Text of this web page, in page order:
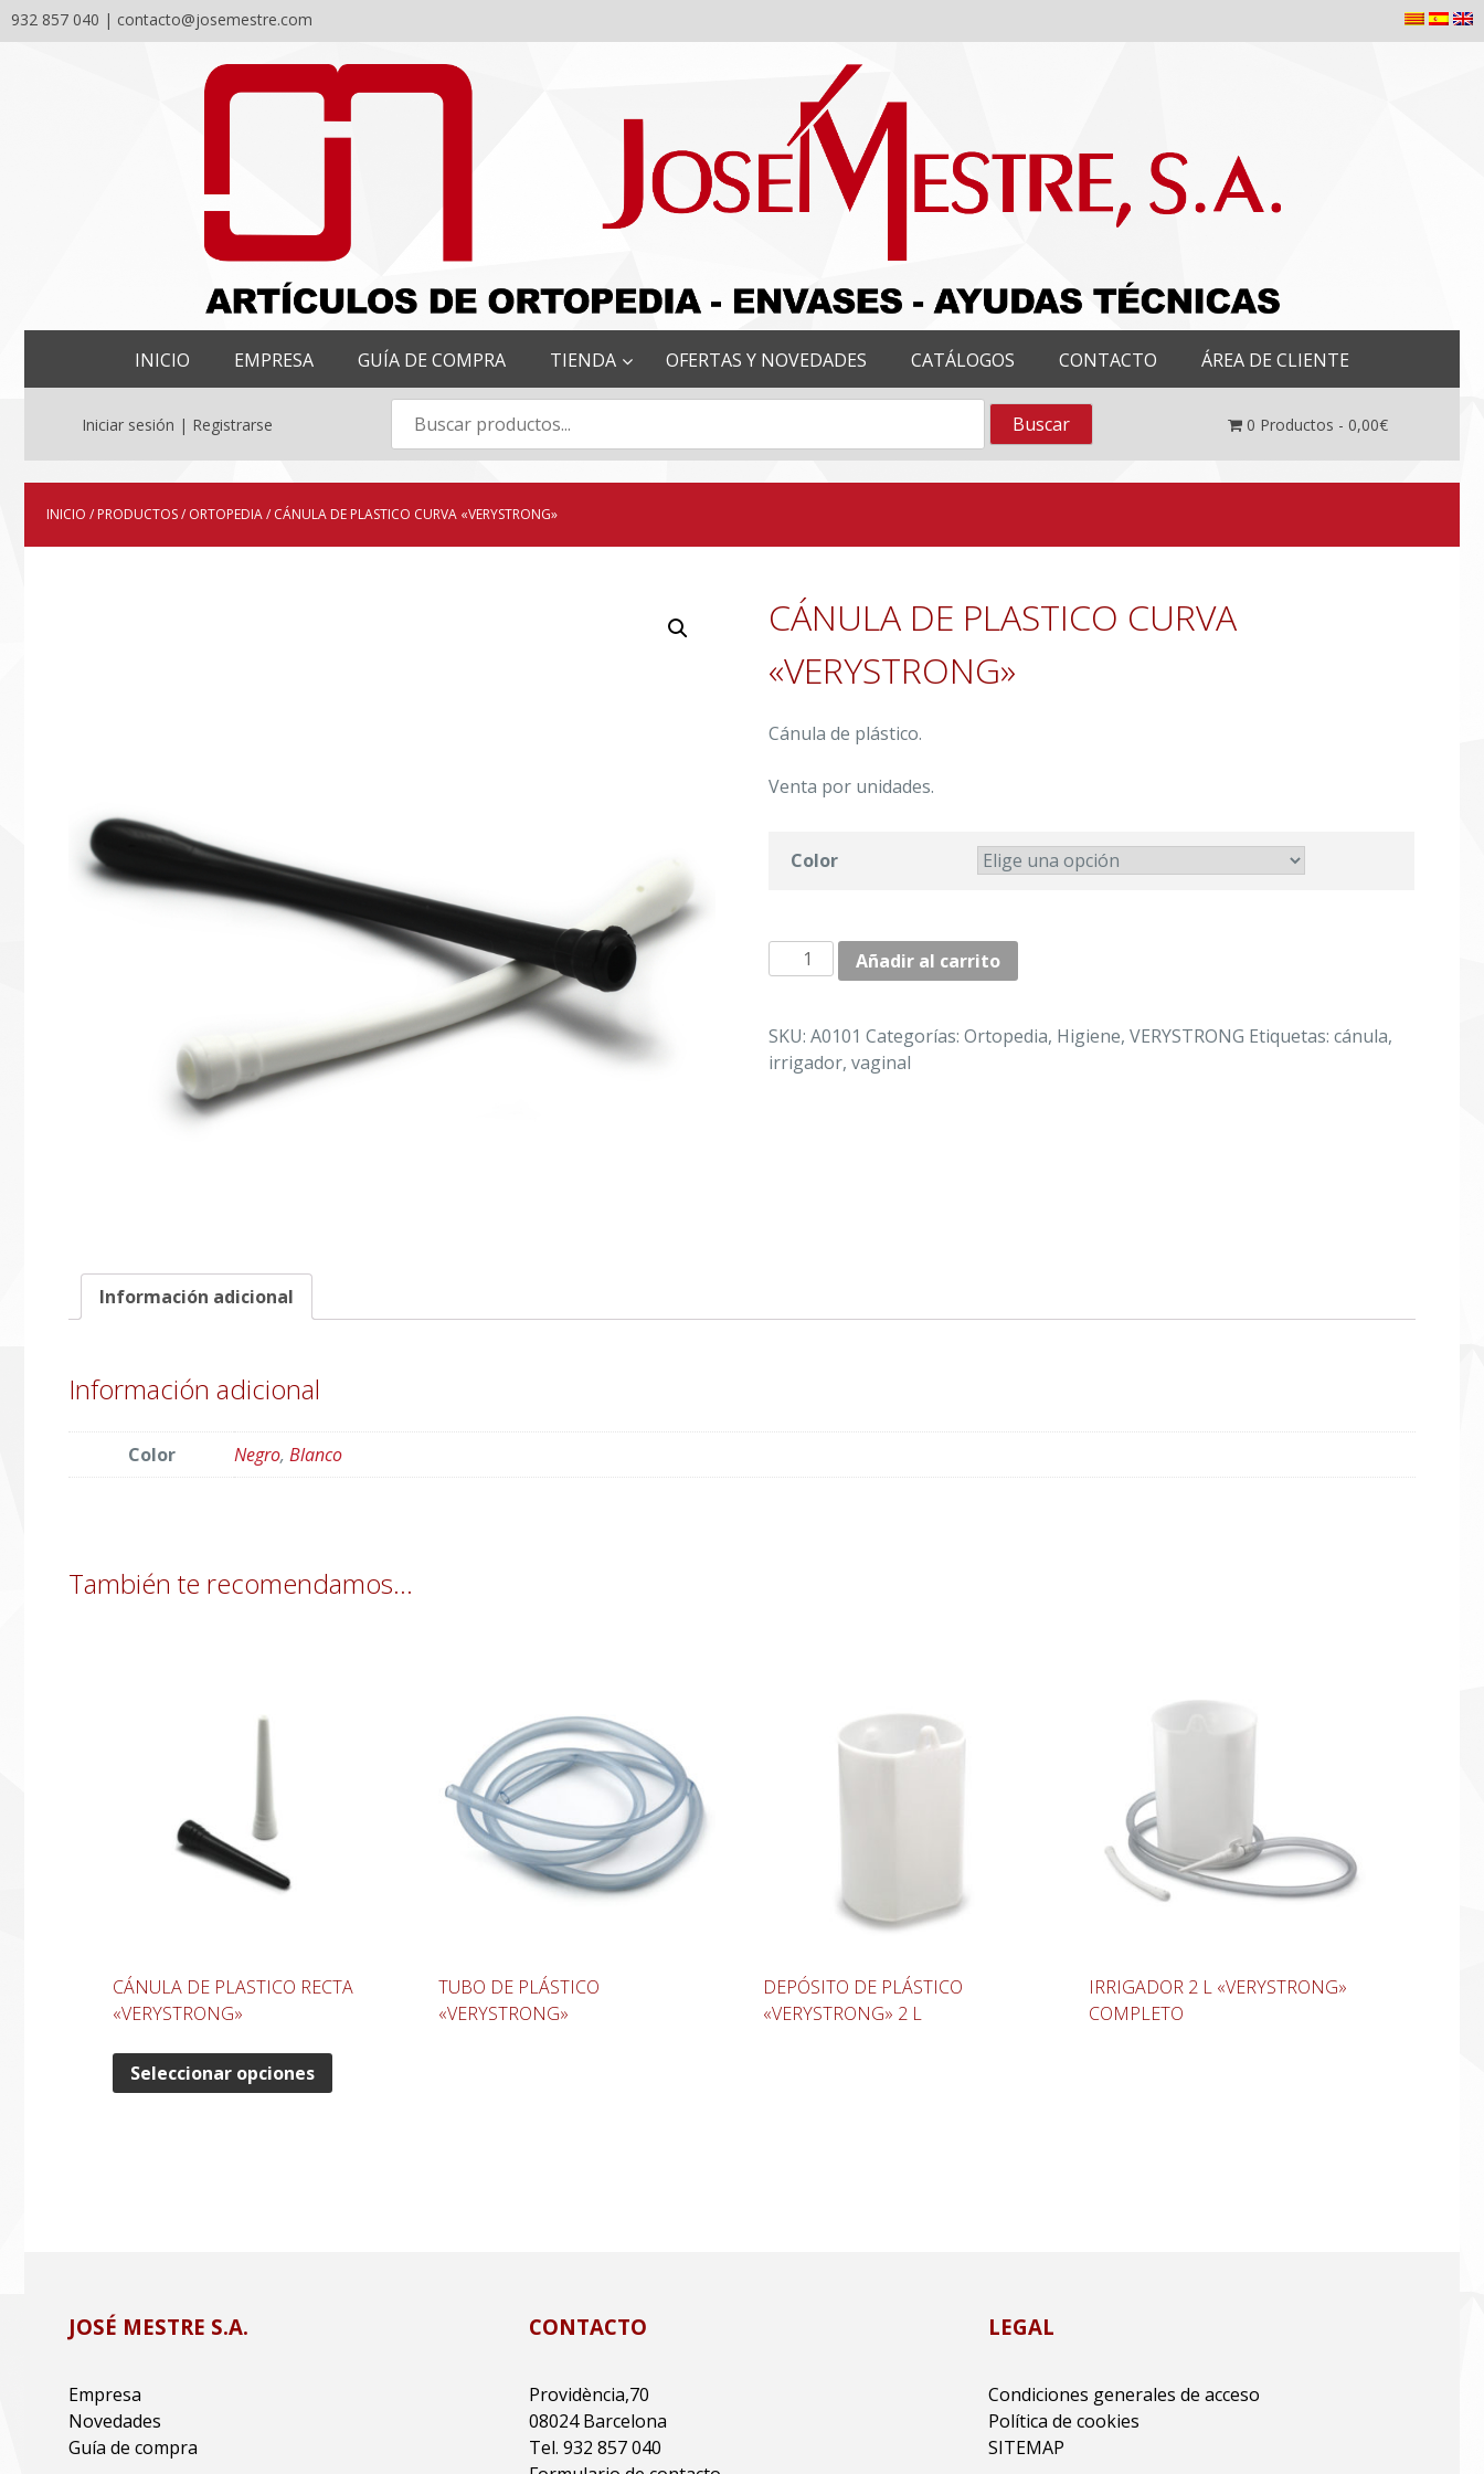
932 857 040 | contacto@josemestre.com
INICIO EMPRESA GUÍA DE COMPRA TIENDA OFERTAS Y NOVEDADES CATÁLOGOS CONTACTO ÁREA DE CLIENTE
Iniciar sesión | Registrarse 0 Productos - 0,00€
INICIO / PRODUCTOS/ ORTOPEDIA/ CÁNULA DE PLASTICO CURVA «VERYSTRONG»
CÁNULA DE PLASTICO CURVA
«VERYSTRONG»
Cánula de plástico.
Venta por unidades.
Color
CÁNULA
DE
CURVA
"VERYSTRONG"
Añadir al carrito
SKU:A0101 Categorías:Ortopedia, Higiene,VERYSTRONG Etiquetas:cánula,
irrigador,vaginal
Información adicional
Información adicional
Color Negro, Blanco
También te recomendamos…
CÁNULA DE PLASTICO RECTA
«VERYSTRONG»
Seleccionar opciones
TUBO DE PLÁSTICO
«VERYSTRONG»
DEPÓSITO DE PLÁSTICO
«VERYSTRONG» 2 L
IRRIGADOR 2 L «VERYSTRONG»
COMPLETO
JOSÉ MESTRE S.A.
Empresa
Novedades
Guía de compra
CONTACTO
Providència,70
08024 Barcelona
Tel. 932 857 040
LEGAL
Condiciones generales de acceso
Política de cookies
SITEMAP